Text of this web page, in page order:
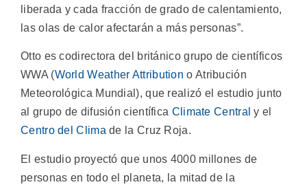
liberada y cada fracción de grado de calentamiento,
las olas de calor afectarán a más personas”.
Otto es codirectora del británico grupo de científicos
WWA (World Weather Attribution o Atribución
Meteorológica Mundial), que realizó el estudio junto
al grupo de difusión científica Climate Central y el
Centro del Climade la Cruz Roja.
El estudio proyectó que unos 4000 millones de
personas en todo el planeta, la mitad de la